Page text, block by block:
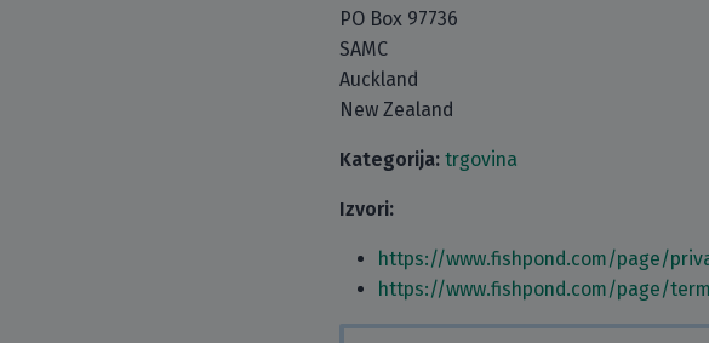
PO Box 97736
SAMC
Auckland
New Zealand
Kategorija: trgovina
Izvori:
https://www.fishpond.com/page/
https://www.fishpond.com/page/